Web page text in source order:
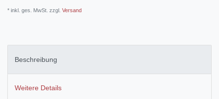
* inkl. ges. MwSt. zzgl. Versand
Beschreibung
Weitere Details